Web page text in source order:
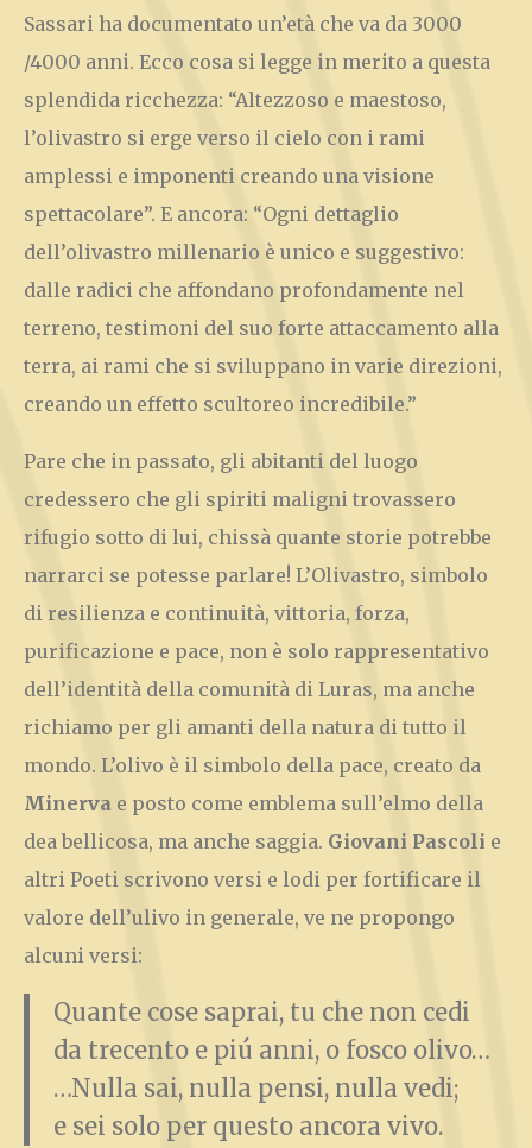
Sassari ha documentato un’età che va da 3000
/4000 anni. Ecco cosa si legge in merito a questa
splendida ricchezza: “Altezzoso e maestoso,
l’olivastro si erge verso il cielo con i rami
amplessi e imponenti creando una visione
spettacolare”. E ancora: “Ogni dettaglio
dell’olivastro millenario è unico e suggestivo:
dalle radici che affondano profondamente nel
terreno, testimoni del suo forte attaccamento alla
terra, ai rami che si sviluppano in varie direzioni,
creando un effetto scultoreo incredibile.”
Pare che in passato, gli abitanti del luogo
credessero che gli spiriti maligni trovassero
rifugio sotto di lui, chissà quante storie potrebbe
narrarci se potesse parlare! L’Olivastro, simbolo
di resilienza e continuità, vittoria, forza,
purificazione e pace, non è solo rappresentativo
dell’identità della comunità di Luras, ma anche
richiamo per gli amanti della natura di tutto il
mondo. L’olivo è il simbolo della pace, creato da
Minerva e posto come emblema sull’elmo della
dea bellicosa, ma anche saggia. Giovani Pascoli e
altri Poeti scrivono versi e lodi per fortificare il
valore dell’ulivo in generale, ve ne propongo
alcuni versi:
Quante cose saprai, tu che non cedi
da trecento e piú anni, o fosco olivo…
…Nulla sai, nulla pensi, nulla vedi;
e sei solo per questo ancora vivo.